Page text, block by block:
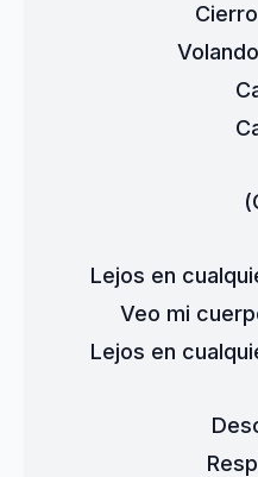
Lejos en
Veo mi
Lejos en